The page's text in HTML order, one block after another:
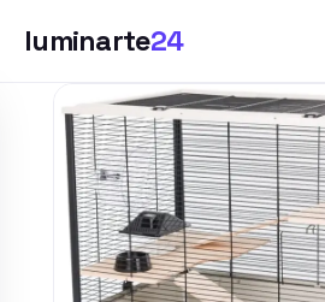
luminarte24